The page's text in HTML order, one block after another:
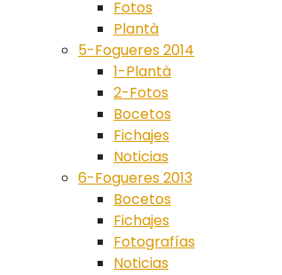
Fotos
Plantà
5-Fogueres 2014
1-Plantà
2-Fotos
Bocetos
Fichajes
Noticias
6-Fogueres 2013
Bocetos
Fichajes
Fotografías
Noticias